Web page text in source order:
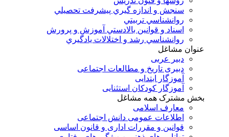
سنجش و اندازه گيري پيشرفت تحصيلي
روانشناسي تربيتي
اسناد و قوانين بالادستي آموزش و پرورش
روانشناسي رشد و اختلالات يادگيري
عنوان مشاغل
دبير عربی
دبیری تاریخ و مطالعات اجتماعی
آموزگار ابتدایی
آموزگار کودکان استثنایی
بخش مشترک همه مشاغل
معارف اسلامی
اطلاعات عمومی دانش اجتماعی
قوانین و مقررات اداری و قانون اساسی